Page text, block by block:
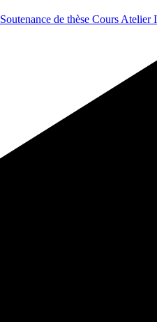
Soutenance de thèse Cours Atelier